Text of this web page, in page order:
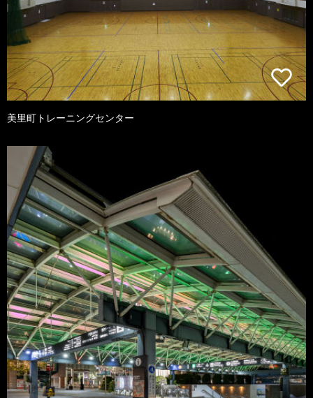
美里町トレーニングセンター